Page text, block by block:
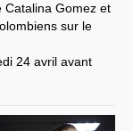
Catalina Gomez et
sur le
24 avril avant